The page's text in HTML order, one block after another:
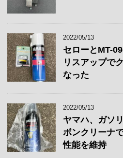
2022/05/13
セローとMT-
リスアップで
なった
2022/05/13
ヤマハ、ガソ
ボンクリーナ
性能を維持